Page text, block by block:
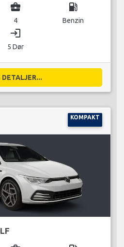
business_center
4
local_gas_station
Benzin
login
5 Dør
DETALJER...
KOMPAKT